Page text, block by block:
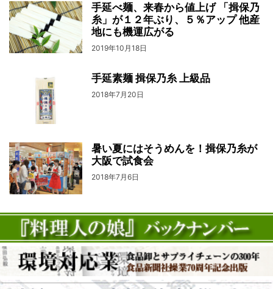
手延べ麺、来春から値上げ 「揖保乃
糸」が１２年ぶり、５％アップ 他産
地にも機運広がる
2019年10月18日
手延素麺 揖保乃糸 上級品
2018年7月20日
暑い夏にはそうめんを！揖保乃糸が
大阪で試食会
2018年7月6日